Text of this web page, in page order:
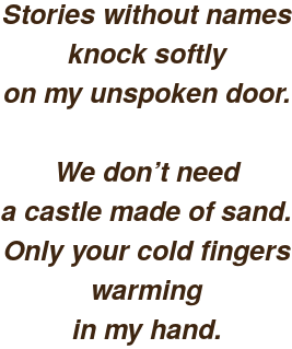
Stories without names
knock softly
on my unspoken door.
We don’t need
a castle made of sand.
Only your cold fingers
warming
in my hand.